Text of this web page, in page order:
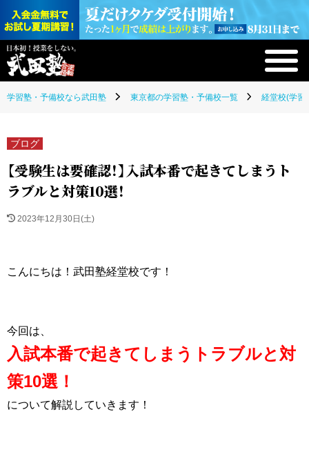
学習塾・予備校なら武田塾 東京都の学習塾・予備校一覧 経堂校(学習
ブログ
【受験生は要確認！】入試本番で起きてしまうト
ラブルと対策10選！
2023年12月30日(土)
こんにちは！武田塾経堂校です！
今回は、
入試本番で起きてしまうトラブルと対
策10選！
について解説していきます！